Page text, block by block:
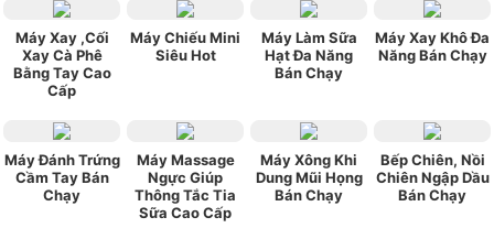
Máy Xay ,Cối
Xay Cà Phê
Bằng Tay Cao
Cấp
Máy Chiếu Mini
Siêu Hot
Máy Làm Sữa
Hạt Đa Năng
Bán Chạy
Máy Xay Khô Đa
Năng Bán Chạy
Máy Đánh Trứng
Cầm Tay Bán
Chạy
Máy Massage
Ngực Giúp
Thông Tắc Tia
Sữa Cao Cấp
Máy Xông Khi
Dung Mũi Họng
Bán Chạy
Bếp Chiên, Nồi
Chiên Ngập Dầu
Bán Chạy